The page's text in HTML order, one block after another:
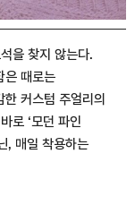
을 찾지 않는다.
은 때로는
커스텀 주얼리의
로 ‘모던 파인
, 매일 착용하는